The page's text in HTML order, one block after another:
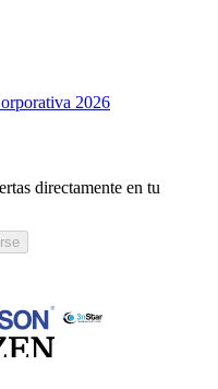
2026
directamente en tu